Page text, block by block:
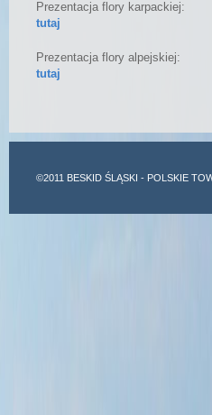
Prezentacja flory karpackiej:
tutaj
Prezentacja flory alpejskiej:
tutaj
©2011 BESKID ŚLĄSKI - POLSKIE